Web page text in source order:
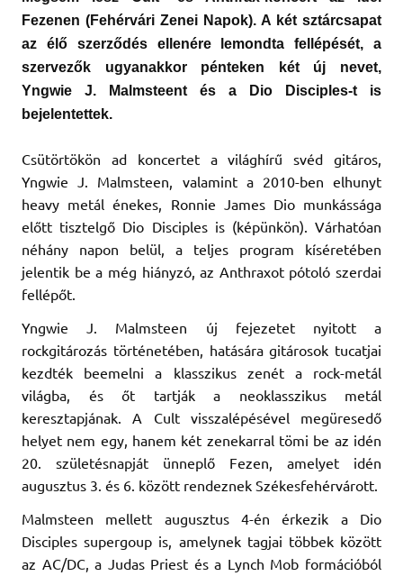
Fezenen (Fehérvári Zenei Napok). A két sztárcsapat
az élő szerződés ellenére lemondta fellépését, a
szervezők ugyanakkor pénteken két új nevet,
Yngwie J. Malmsteent és a Dio Disciples-t is
bejelentettek.
Csütörtökön ad koncertet a világhírű svéd gitáros,
Yngwie J. Malmsteen, valamint a 2010-ben elhunyt
heavy metál énekes, Ronnie James Dio munkássága
előtt tisztelgő Dio Disciples is (képünkön). Várhatóan
néhány napon belül, a teljes program kíséretében
jelentik be a még hiányzó, az Anthraxot pótoló szerdai
fellépőt.
Yngwie J. Malmsteen új fejezetet nyitott a
rockgitározás történetében, hatására gitárosok tucatjai
kezdték beemelni a klasszikus zenét a rock-metál
világba, és őt tartják a neoklasszikus metál
keresztapjának. A Cult visszalépésével megüresedő
helyet nem egy, hanem két zenekarral tömi be az idén
20. születésnapját ünneplő Fezen, amelyet idén
augusztus 3. és 6. között rendeznek Székesfehérvárott.
Malmsteen mellett augusztus 4-én érkezik a Dio
Disciples supergoup is, amelynek tagjai többek között
az AC/DC, a Judas Priest és a Lynch Mob formációból